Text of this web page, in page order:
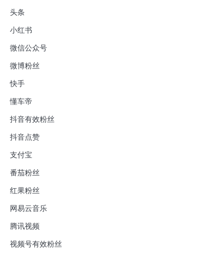
头条
小红书
微信公众号
微博粉丝
快手
懂车帝
抖音有效粉丝
抖音点赞
支付宝
番茄粉丝
红果粉丝
网易云音乐
腾讯视频
视频号有效粉丝